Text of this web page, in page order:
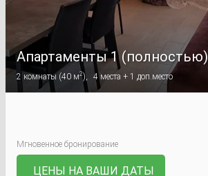
Апартаменты 1 (полностью)
2 комнаты (40 м2), 4места + 1 доп.место
Мгновенное бронирование
ЦЕНЫ НА ВАШИ ДАТЫ